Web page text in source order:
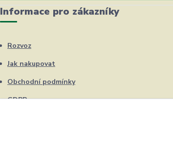
Informace pro zákazníky
Rozvoz
Jak nakupovat
Obchodní podmínky
GDPR